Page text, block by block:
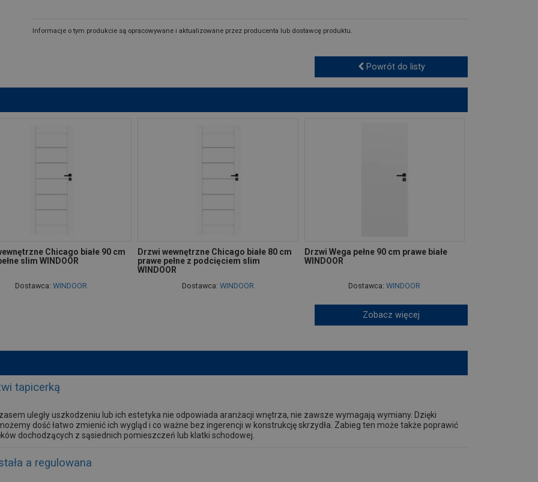
Informacje o tym produkcie są opracowywane i aktualizowane przez producenta lub dostawcę produktu.
Powrót do listy
Chicago białe 90 cm
slim WINDOOR
Dostawca:WINDOOR
Drzwi wewnętrzne Chicago białe 80 cm
prawe pełne z podcięciem slim
WINDOOR
Dostawca: WINDOOR
Drzwi Wega pełne 90 cm prawe białe
WINDOOR
Dostawca:WINDOOR
Zobacz więcej
tapicerką
uległy uszkodzeniu lub ich estetyka nie odpowiada aranżacji wnętrza, nie zawsze wymagają wymiany. Dzięki
dość łatwo zmienić ich wygląd i co ważne bez ingerencji w konstrukcję skrzydła. Zabieg ten może także poprawić
dochodzących z sąsiednich pomieszczeń lub klatki schodowej.
a regulowana